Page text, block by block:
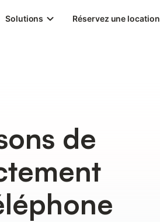
Solutions Réservez une location
de